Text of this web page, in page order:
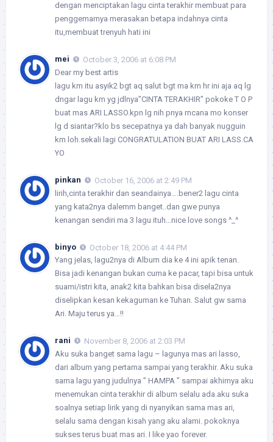
dengan menciptakan lagu cinta terakhir membuat para
penggemarnya merasakan betapa indahnya cinta
itu,membuat trenyuh hati ini
mei
October 3, 2006 at 6:08 PM
Dear my best artis
lagu km itu asyik2 bgt aq salut bgt ma km hr ini aja aq lg
dngar lagu km yg jdlnya”CINTA TERAKHIR” pokoke T O P
buat mas ARI LASSO.kpn lg nih pnya rncana mo konser
lg d siantar?klo bs secepatnya ya dah banyak nugguin
km loh.sekali lagi CONGRATULATION BUAT ARI LASS.CA
YO
pinkan
October 16, 2006 at 2:49 PM
lirih,cinta terakhir dan seandainya….bener2 lagu cinta
yang kata2nya dalemm banget..dan gwe punya
kenangan sendiri ma 3 lagu ituh…nice love songs ^_^
binyo
October 18, 2006 at 4:44 PM
Yang jelas, lagu2nya di Album dia ke 4 ini apik tenan.
Bisa jadi kenangan bukan cuma ke pacar, tapi bisa untuk
suami/istri kita, anak2 kita bahkan bisa disela2nya
diselipkan kesan kekaguman ke Tuhan. Salut gw sama
Ari. Maju terus ya…!!
rani
November 8, 2006 at 2:03 PM
Aku suka banget sama lagu – lagunya mas ari lasso,
dari album yang pertama sampai yang terakhir. Aku suka
sama lagu yang judulnya ” HAMPA ” sampai akhirnya aku
menemukan cinta terakhir di album selalu ada.aku suka
soalnya setiap lirik yang di nyanyikan sama mas ari,
selalu sama dengan kisah yang aku alami. pokoknya
sukses terus buat mas ari. I like yao forever.